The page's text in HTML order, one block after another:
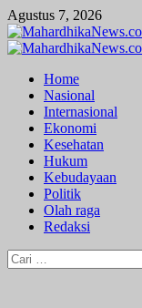
Skip
to
content
Agustus 7, 2026
Primary
Home
Nasional
Internasional
Ekonomi
Kesehatan
Hukum
Kebudayaan
Politik
Olah raga
Redaksi
Cari
untuk: